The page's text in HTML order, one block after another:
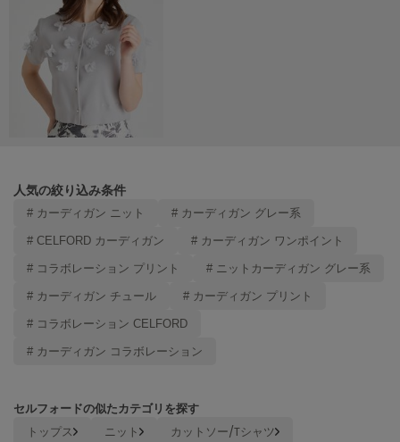
miies miim
ミーエスミーム
Mila Owen
ミラオーウェン
MOIGE
モワージュ
ミュシャ
ニューバランス
nezu
NIKE
NOWNS
ナウンス
人気の絞り込み条件
# カーディガン ニット # カーディガン グレー系
# CELFORD カーディガン # カーディガン ワンポイント
# コラボレーション プリント # ニットカーディガン グレー系
# カーディガン チュール # カーディガン プリント
# コラボレーション CELFORD
# カーディガン コラボレーション
セルフォードの似たカテゴリを探す
トップス ニット
カットソー/Tシャツ